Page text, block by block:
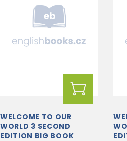
WELCOME TO OUR
WORLD 3 SECOND
EDITION BIG BOOK